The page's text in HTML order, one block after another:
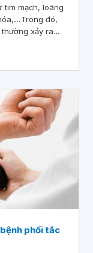
tim mạch, loãng
đó,
xảy ra
phổi tắc